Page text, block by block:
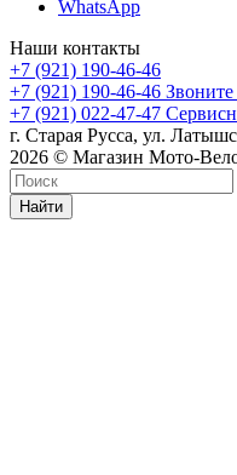
WhatsApp
Наши контакты
+7 (921) 190-46-46
+7 (921) 190-46-46
+7 (921) 022-47-47
г. Старая Русса, ул.
2026 © Магазин Мото-
Найти